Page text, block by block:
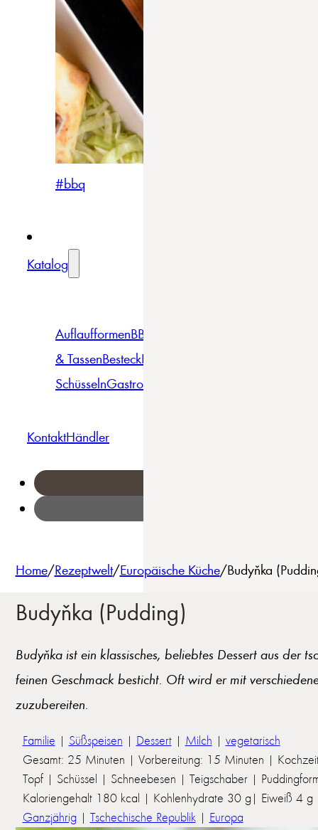
#bbq
Katalog
AuflaufformenBBQ
& TassenBesteckBowls &
SchüsselnGastro
KontaktHändler
Home/Rezeptwelt/Europäische Küche/Budyňka
Budyňka (Pudding)
Budyňka ist ein klassisches, beliebtes Dessert aus der
feinen Geschmack besticht. Oft wird er mit
zuzubereiten.
Familie | Süßspeisen | Dessert| Milch | vegetarisch
Gesamt: 25 Minuten | Vorbereitung: 15 Minuten |
Topf | Schüssel | Schneebesen | Teigschaber |
Kaloriengehalt 180 kcal | Kohlenhydrate 30 g| Eiweiß 4
Ganzjährig | Tschechische Republik| Europa